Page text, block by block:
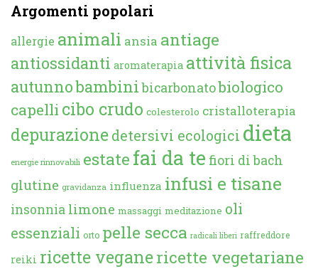
Argomenti popolari
allergie animali ansia antiage
antiossidanti aromaterapia attività fisica
autunnobambini bicarbonatobiologico
capelli cibo crudo colesterolo cristalloterapia
depurazione detersivi ecologici dieta
energie rinnovabili estate fai da te fiori di bach
glutine gravidanza influenza infusi e tisane
insonnia limone massaggi meditazione oli
essenziali orto pelle secca radicali liberi raffreddore
reiki ricette veganericette vegetariane